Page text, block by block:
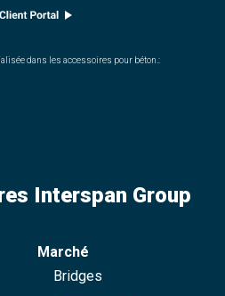
dans les accessoires pour béton.:
Interspan Group
Marché
Bridges